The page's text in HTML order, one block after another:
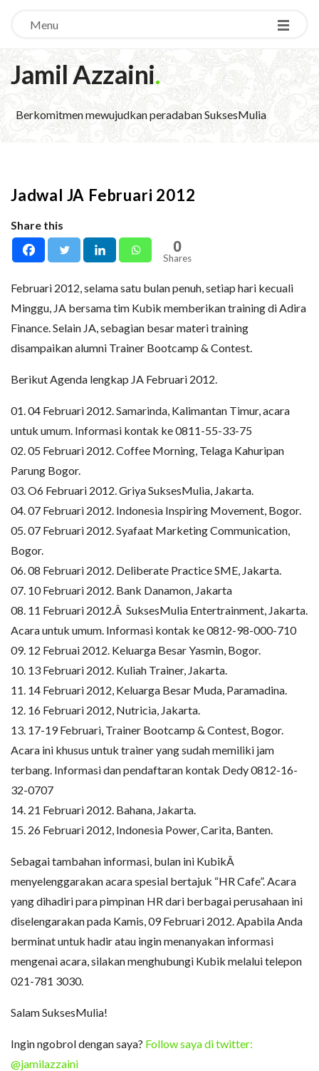
Menu
Jamil Azzaini.
Berkomitmen mewujudkan peradaban SuksesMulia
Jadwal JA Februari 2012
Share this
0
Shares
Februari 2012, selama satu bulan penuh, setiap hari kecuali
Minggu, JA bersama tim Kubik memberikan training di Adira
Finance. Selain JA, sebagian besar materi training
disampaikan alumni Trainer Bootcamp & Contest.
Berikut Agenda lengkap JA Februari 2012.
01. 04 Februari 2012. Samarinda, Kalimantan Timur, acara
untuk umum. Informasi kontak ke 0811-55-33-75
02. 05 Februari 2012. Coffee Morning, Telaga Kahuripan
Parung Bogor.
03. O6 Februari 2012. Griya SuksesMulia, Jakarta.
04. 07 Februari 2012. Indonesia Inspiring Movement, Bogor.
05. 07 Februari 2012. Syafaat Marketing Communication,
Bogor.
06. 08 Februari 2012. Deliberate Practice SME, Jakarta.
07. 10 Februari 2012. Bank Danamon, Jakarta
08. 11 Februari 2012.Â SuksesMulia Entertrainment, Jakarta.
Acara untuk umum. Informasi kontak ke 0812-98-000-710
09. 12 Februai 2012. Keluarga Besar Yasmin, Bogor.
10. 13 Februari 2012. Kuliah Trainer, Jakarta.
11. 14 Februari 2012, Keluarga Besar Muda, Paramadina.
12. 16 Februari 2012, Nutricia, Jakarta.
13. 17-19 Februari, Trainer Bootcamp & Contest, Bogor.
Acara ini khusus untuk trainer yang sudah memiliki jam
terbang. Informasi dan pendaftaran kontak Dedy 0812-16-
32-0707
14. 21 Februari 2012. Bahana, Jakarta.
15. 26 Februari 2012, Indonesia Power, Carita, Banten.
Sebagai tambahan informasi, bulan ini KubikÂ
menyelenggarakan acara spesial bertajuk “HR Cafe”. Acara
yang dihadiri para pimpinan HR dari berbagai perusahaan ini
diselengarakan pada Kamis, 09 Februari 2012. Apabila Anda
berminat untuk hadir atau ingin menanyakan informasi
mengenai acara, silakan menghubungi Kubik melalui telepon
021-781 3030.
Salam SuksesMulia!
Ingin ngobrol dengan saya? Follow saya di twitter:
@jamilazzaini